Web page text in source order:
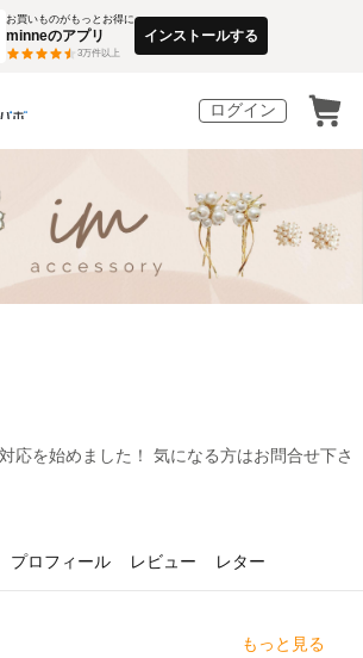
お買いものがもっとお得に
minneのアプリ
3万件以上
インストールする
ログイン
応を始めました！ 気になる方はお問合せ下さ
プロフィール レビュー レター
もっと見る